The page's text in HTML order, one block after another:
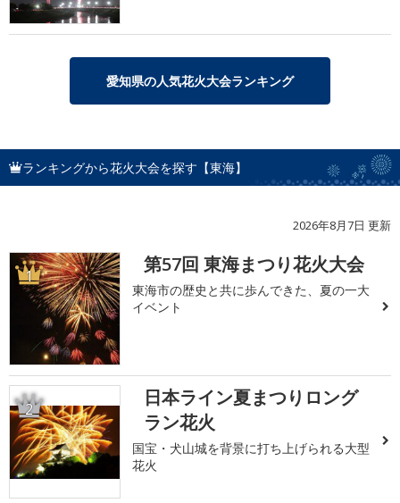
愛知県の人気花火大会ランキング
ランキングから花火大会を探す【東海】
2026年8月7日 更新
1 第57回 東海まつり花火大会
東海市の歴史と共に歩んできた、夏の一大
イベント
2
日本ライン夏まつりロング
ラン花火
国宝・犬山城を背景に打ち上げられる大型
花火